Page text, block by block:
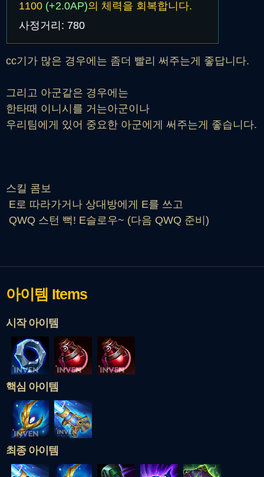
1100 (+2.0AP)의 체력을 회복합니다.
사정거리: 780
하지만 너무 늦게쓰게된다면
궁을 못쓰고 죽게되겠지만..
cc기가 많은 경우에는 좀더 빨리 써주는게 좋답니다.
그리고 아군같은 경우에는
한타때 이니시를 거는아군이나
우리팀에게 있어 중요한 아군에게 써주는게 좋습니다.
스킬 콤보
E로 따라가거나 상대방에게 E를 쓰고
QWQ 스턴 뻑! E슬로우~ (다음 QWQ 준비)
아이템 Items
시작 아이템
핵심 아이템
최종 아이템